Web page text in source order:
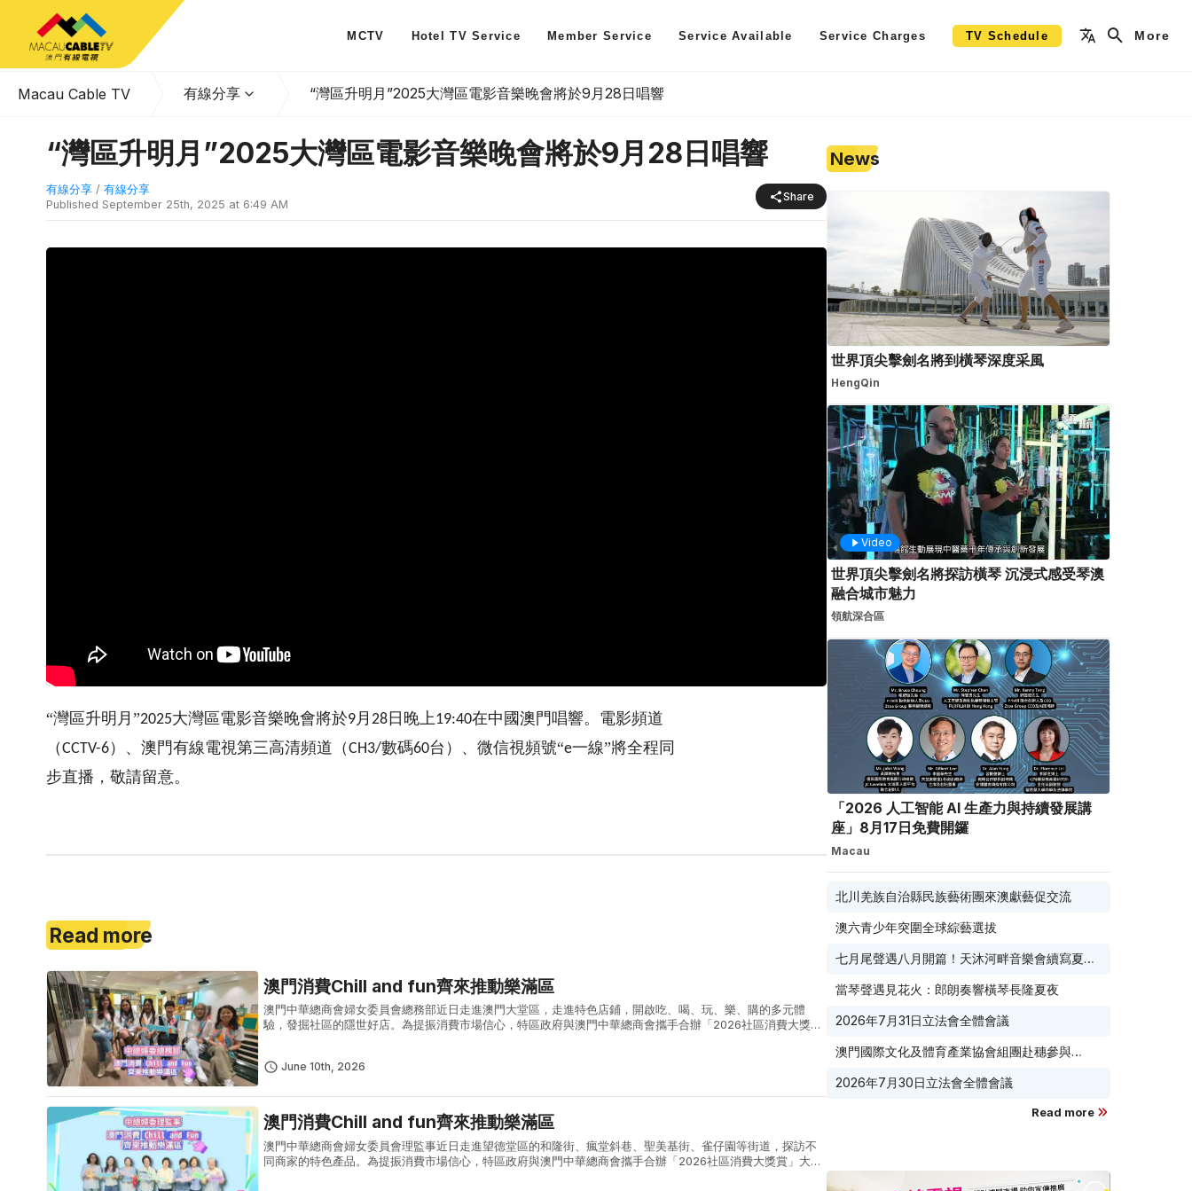
MCTV Hotel TV Service Member Service Service Available Service Charges TV Schedule More
Macau Cable TV 有線分享 “灣區升明月”2025大灣區電影音樂晚會將於9月28日唱響
“灣區升明月”2025大灣區電影音樂晚會將於9月28日唱響
有線分享 / 有線分享
Published September 25th, 2025 at 6:49 AM
Share
“灣區升明月”2025大灣區電影音樂晚會將於9 月 28日晚上19:40在中國澳門唱響。電影頻道
（CCTV-6）、澳門有線電視第三高清頻道（CH3/數碼60台）、微信視頻號“e一線”將全程同
步直播，敬請留意。
Read more
澳門消費Chill and fun齊來推動樂滿區
澳門中華總商會婦女委員會總務部近日走進澳門大堂區，走進特色店鋪，開啟吃、喝、玩、樂、購的多元體
驗，發掘社區的隱世好店。為提振消費市場信心，特區政府與澳門中華總商會攜手合辦「2026社區消費大獎
June 10th, 2026
澳門消費Chill and fun齊來推動樂滿區
澳門中華總商會婦女委員會理監事近日走進望德堂區的和隆街、瘋堂斜巷、聖美基街、雀仔園等街道，探訪不
同商家的特色產品。為提振消費市場信心，特區政府與澳門中華總商會攜手合辦「2026社區消費大獎賞」大型
News
世界頂尖擊劍名將到橫琴深度采風
HengQin
Video
世界頂尖擊劍名將探訪橫琴 沉浸式感受琴澳
融合城市魅力
領航深合區
「2026 人工智能 AI 生產力與持續發展講
座」8月17日免費開鑼
Macau
北川羌族自治縣民族藝術團來澳獻藝促交流
澳六青少年突圍全球綜藝選拔
七月尾聲遇八月開篇！天沐河畔音樂會續寫夏夜
當琴聲遇見花火：郎朗奏響橫琴長隆夏夜
2026年7月31日立法會全體會議
澳門國際文化及體育產業協會組團赴穗參與
向葡西語市場
2026年7月30日立法會全體會議
Read more